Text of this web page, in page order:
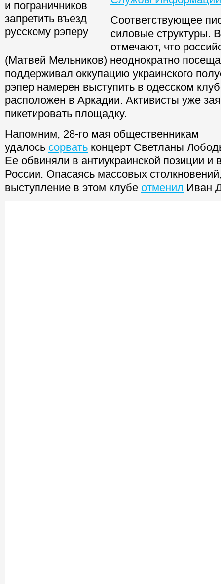
Соответствующее
силовые структуры.
отмечают, что
(Матвей Мельников) неоднократно
поддерживал оккупацию украинского
рэпер намерен выступить в одесском
расположен в Аркадии. Активисты уже
пикетировать площадку.
Напомним, 28-го мая общественникам
удалось сорвать концерт Светланы
Ее обвиняли в антиукраинской позиции и
России. Опасаясь массовых
выступление в этом клубе отменил Иван